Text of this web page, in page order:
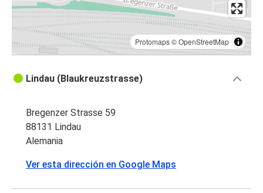
Protomaps©OpenStreetMap
Lindau (Blaukreuzstrasse)
Bregenzer Strasse 59
88131 Lindau
Alemania
Ver esta dirección en Google Maps